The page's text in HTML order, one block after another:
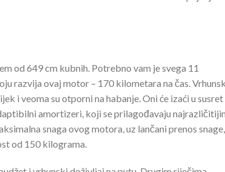
od 649 cm kubnih. Potrebno vam je svega 11
razvija ovaj motor – 170 kilometara na čas.
i veoma su otporni na habanje. Oni će izaći u susret
amortizeri, koji se prilagođavaju
snaga ovog motora, uz lančani prenos snage,
od 150 kilograma.